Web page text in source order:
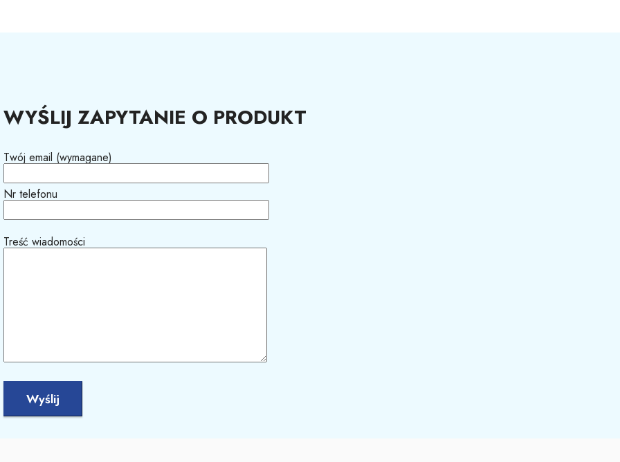
WYŚLIJ ZAPYTANIE O PRODUKT
Twój email (wymagane)
Nr telefonu
Treść wiadomości